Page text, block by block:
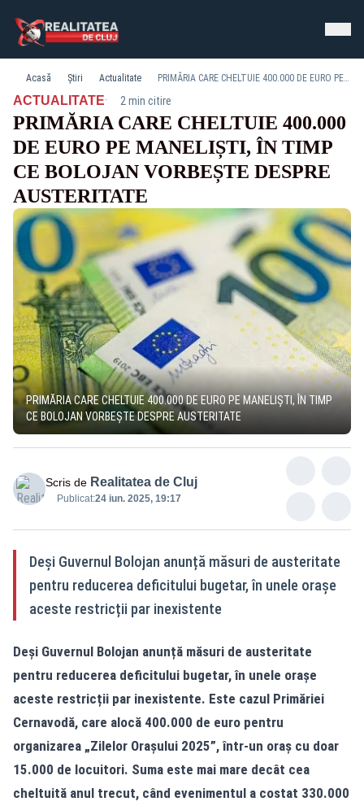
Acasă Știri Actualitate PRIMĂRIA CARE CHELTUIE 400.000 DE EURO PE MANELIȘTI, ÎN TIMP CE BOLOJAN VORBEȘTE DESPRE AUSTERITATE
ACTUALITATE· 2 min citire
PRIMĂRIA CARE CHELTUIE 400.000
DE EURO PE MANELIȘTI, ÎN TIMP
CE BOLOJAN VORBEȘTE DESPRE
AUSTERITATE
PRIMĂRIA CARE CHELTUIE 400.000 DE EURO PE MANELIȘTI, ÎN TIMP
CE BOLOJAN VORBEȘTE DESPRE AUSTERITATE
Scris de Realitatea de Cluj
Publicat:24 iun. 2025, 19:17
Deși Guvernul Bolojan anunță măsuri de austeritate
pentru reducerea deficitului bugetar, în unele orașe
aceste restricții par inexistente
Deși Guvernul Bolojan anunță măsuri de austeritate
pentru reducerea deficitului bugetar, în unele orașe
aceste restricții par inexistente. Este cazul Primăriei
Cernavodă, care alocă 400.000 de euro pentru
organizarea „Zilelor Orașului 2025”, într-un oraș cu doar
15.000 de locuitori. Suma este mai mare decât cea
cheltuită anul trecut, când evenimentul a costat 330.000